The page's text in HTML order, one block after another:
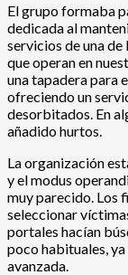
El grupo formaba
dedicada al
servicios de una
que operan en
una tapadera para
ofreciendo un
desorbitados. En
añadido hurtos.
La organización
y el modus
muy parecido. Los
seleccionar
portales hacían
poco habituales,
avanzada.